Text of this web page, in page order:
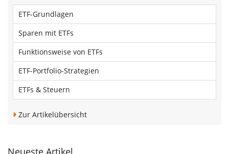
ETF-Grundlagen
Sparen mit ETFs
Funktionsweise von ETFs
ETF-Portfolio-Strategien
ETFs & Steuern
Zur Artikelübersicht